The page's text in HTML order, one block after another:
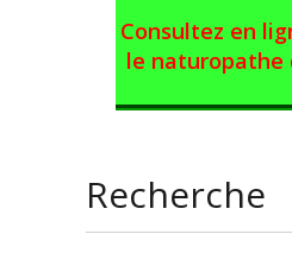
Consultez en
le naturopathe
Recherche